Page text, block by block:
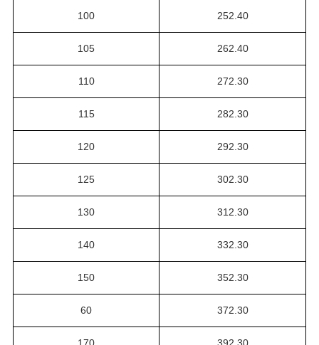
100 252.40
105 262.40
110 272.30
115 282.30
120 292.30
125 302.30
130 312.30
140 332.30
150 352.30
60 372.30
170 392.30